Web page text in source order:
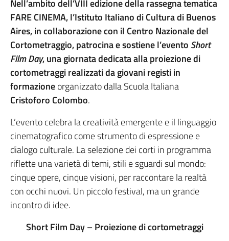
Nell’ambito dell’VIII edizione della rassegna tematica
FARE CINEMA, l’Istituto Italiano di Cultura di Buenos
Aires, in collaborazione con il Centro Nazionale del
Cortometraggio, patrocina e sostiene l’evento Short
Film Day, una giornata dedicata alla proiezione di
cortometraggi realizzati da giovani registi in
formazioneorganizzato dalla Scuola Italiana
Cristoforo Colombo.
L’evento celebra la creatività emergente e il linguaggio
cinematografico come strumento di espressione e
dialogo culturale. La selezione dei corti in programma
riflette una varietà di temi, stili e sguardi sul mondo:
cinque opere, cinque visioni, per raccontare la realtà
con occhi nuovi. Un piccolo festival, ma un grande
incontro di idee.
Short Film Day – Proiezione di cortometraggi